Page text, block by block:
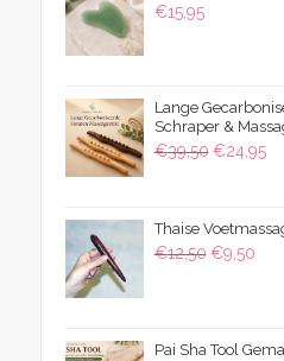
€15,95
Lange
Schraper &
€39,50
€39,50.
€24,95
Thaise
€12,50 €9,50
Pai Sha Tool